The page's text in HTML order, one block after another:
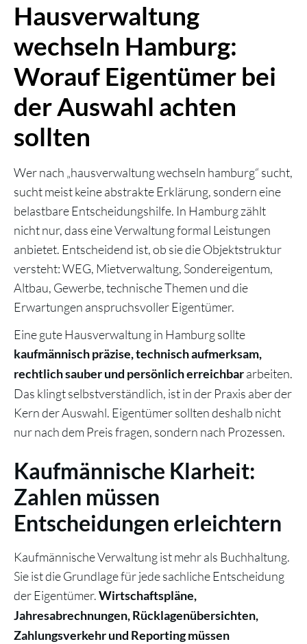
Hausverwaltung
wechseln Hamburg:
Worauf Eigentümer bei
der Auswahl achten
sollten
Wer nach „hausverwaltung wechseln hamburg“ sucht,
sucht meist keine abstrakte Erklärung, sondern eine
belastbare Entscheidungshilfe. In Hamburg zählt
nicht nur, dass eine Verwaltung formal Leistungen
anbietet. Entscheidend ist, ob sie die Objektstruktur
versteht: WEG, Mietverwaltung, Sondereigentum,
Altbau, Gewerbe, technische Themen und die
Erwartungen anspruchsvoller Eigentümer.
Eine gute Hausverwaltung in Hamburg sollte
kaufmännisch präzise, technisch aufmerksam,
rechtlich sauber und persönlich erreichbararbeiten.
Das klingt selbstverständlich, ist in der Praxis aber der
Kern der Auswahl. Eigentümer sollten deshalb nicht
nur nach dem Preis fragen, sondern nach Prozessen.
Kaufmännische Klarheit:
Zahlen müssen
Entscheidungen erleichtern
Kaufmännische Verwaltung ist mehr als Buchhaltung.
Sie ist die Grundlage für jede sachliche Entscheidung
der Eigentümer.Wirtschaftspläne,
Jahresabrechnungen, Rücklagenübersichten,
Zahlungsverkehr und Reporting müssen